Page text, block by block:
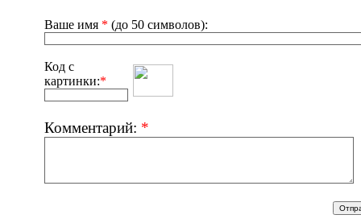
Ваше имя * (до 50 символов):
Код с
картинки:*
Комментарий: *